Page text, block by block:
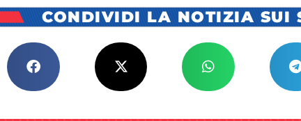
CONDIVIDI LA NOTIZIA SUI